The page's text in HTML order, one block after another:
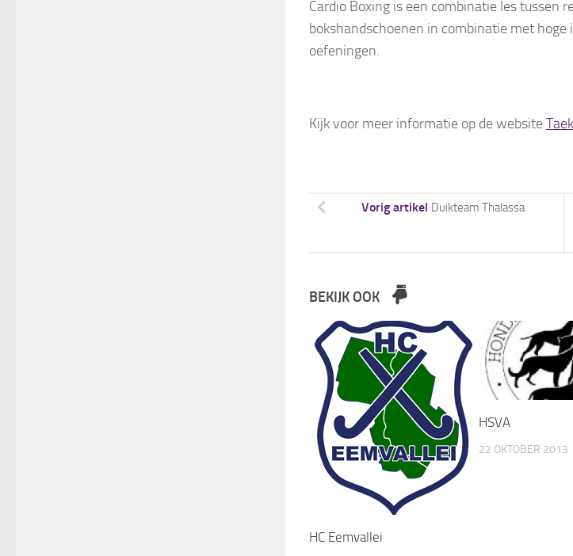
Cardio Boxing is een combinatie les tussen
bokshandschoenen in combinatie met
oefeningen.
Kijk voor meer informatie op de website
Vorig artikel Duikteam Thalassa
BEKIJK OOK
HC Eemvallei
HSVA
22 OKTOBER 2013